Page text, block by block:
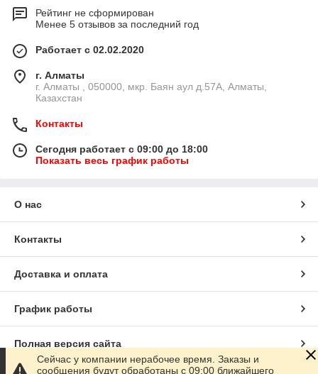
Рейтинг не сформирован
Менее 5 отзывов за последний год
Работает с 02.02.2020
г. Алматы
г. Алматы , 050000, мкр. Баян аул д.57А, Алматы,
Казахстан
Контакты
Сегодня работает с 09:00 до 18:00
Показать весь график работы
О нас
Контакты
Доставка и оплата
График работы
Полная версия сайта
Сейчас у компании нерабочее время. Заказы и
сообщения будут обработаны с 09:00 ближайшего